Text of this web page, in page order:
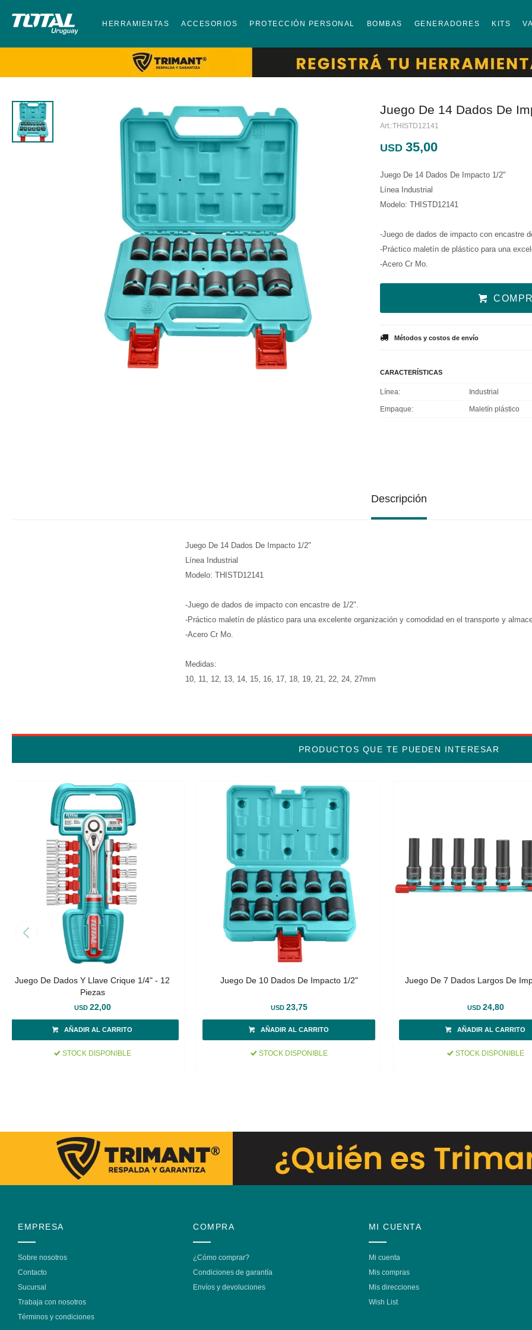
HERRAMIENTAS ACCESORIOS PROTECCIÓN PERSONAL BOMBAS GENERADORES KITS
Juego De 14 Dados De
THISTD12141
USD 35,00
Juego De 14 Dados De Impacto 1/2"
Línea Industrial
Modelo: THISTD12141
-Juego de dados de impacto con encastre
-Práctico maletín de plástico para una
-Acero Cr Mo.
Métodos y costos de envío
CARACTERÍSTICAS
Línea Industrial
Empaque Maletín plástico
Descripción
Juego De 14 Dados De Impacto 1/2"
Línea Industrial
Modelo: THISTD12141
-Juego de dados de impacto con encastre de 1/2".
-Práctico maletín de plástico para una excelente organización y comodidad en el transporte y
-Acero Cr Mo.
Medidas:
10, 11, 12, 13, 14, 15, 16, 17, 18, 19, 21, 22, 24, 27mm
PRODUCTOS QUE TE PUEDEN INTERESAR
Juego De Dados Y Llave Crique 1/4" - 12
Piezas
USD 22,00
STOCK DISPONIBLE
Juego De 10 Dados De Impacto 1/2"
USD 23,75
STOCK DISPONIBLE
Juego De 7 Dados Largos De
USD 24,80
STOCK DISPONIBLE
EMPRESA
Sobre nosotros
Contacto
Sucursal
Trabaja con nosotros
Términos y condiciones
COMPRA
¿Cómo comprar?
Condiciones de garantía
Envíos y devoluciones
MI CUENTA
Mi cuenta
Mis compras
Mis direcciones
Wish List